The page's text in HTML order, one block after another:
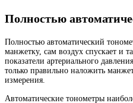
Полностью
Полностью автоматический
манжетку, сам воздух спускает и
показатели артериального
только правильно наложить
измерения.
Автоматические тонометры